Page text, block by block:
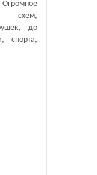
схем,
до
спорта,